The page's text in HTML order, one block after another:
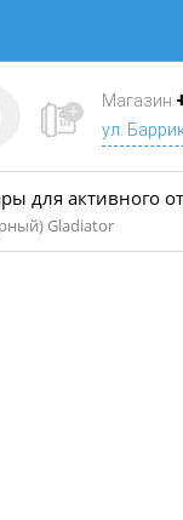
Магазин
ул.
для активного
Gladiator